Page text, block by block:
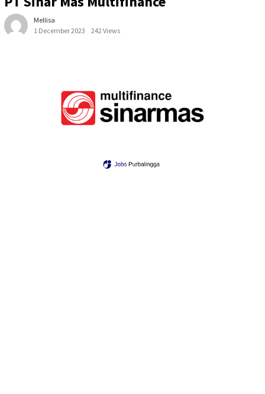
Mellisa
1 December 2023
242 Views